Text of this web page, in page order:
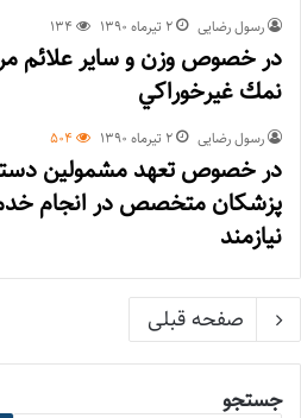
رسول رضایی ۲ تیر‌ماه ۱۳۹۰ 134
در خصوص وزن و ساير علائم
نمك غيرخوراكي
رسول رضایی ۲ تیر‌ماه ۱۳۹۰ 504
در خصوص تعهد مشمولين
پزشكان متخصص در انجام
نيازمند
صفحه قبلی
جستجو